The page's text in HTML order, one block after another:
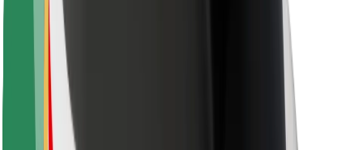
Sigurnosni laboratorij
Gradovi